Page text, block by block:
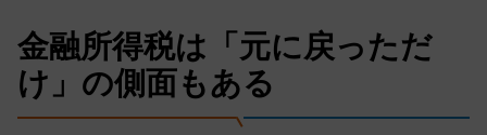
金融所得税は「元に戻っただ
け」の側面もある